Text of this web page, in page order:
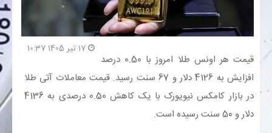
بیمه و بورس
بانک
انرژی
قیمت هر اونس طلا امروز با 0.50 درصد
افزایش به 4126 دلار و 67 سنت رسید. قیمت معاملات آتی طلا
در بازار کامکس نیویورک با یک کاهش 0.50 درصدی به 4136
دلار و 50 سنت رسیده است.